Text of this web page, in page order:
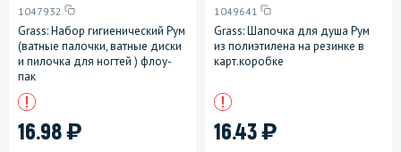
1047932
Grass: Набор гигиенический Рум
(ватные палочки, ватные диски
и пилочка для ногтей ) флоу-
пак
16.98)
1049641
Grass: Шапочка для душа Рум
из полиэтилена на резинке в
карт.коробке
16.43)